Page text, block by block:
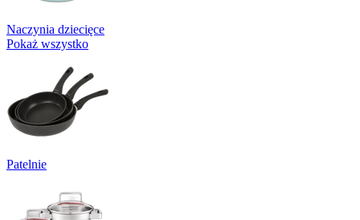
Naczynia dziecięce
Pokaż wszystko
Patelnie